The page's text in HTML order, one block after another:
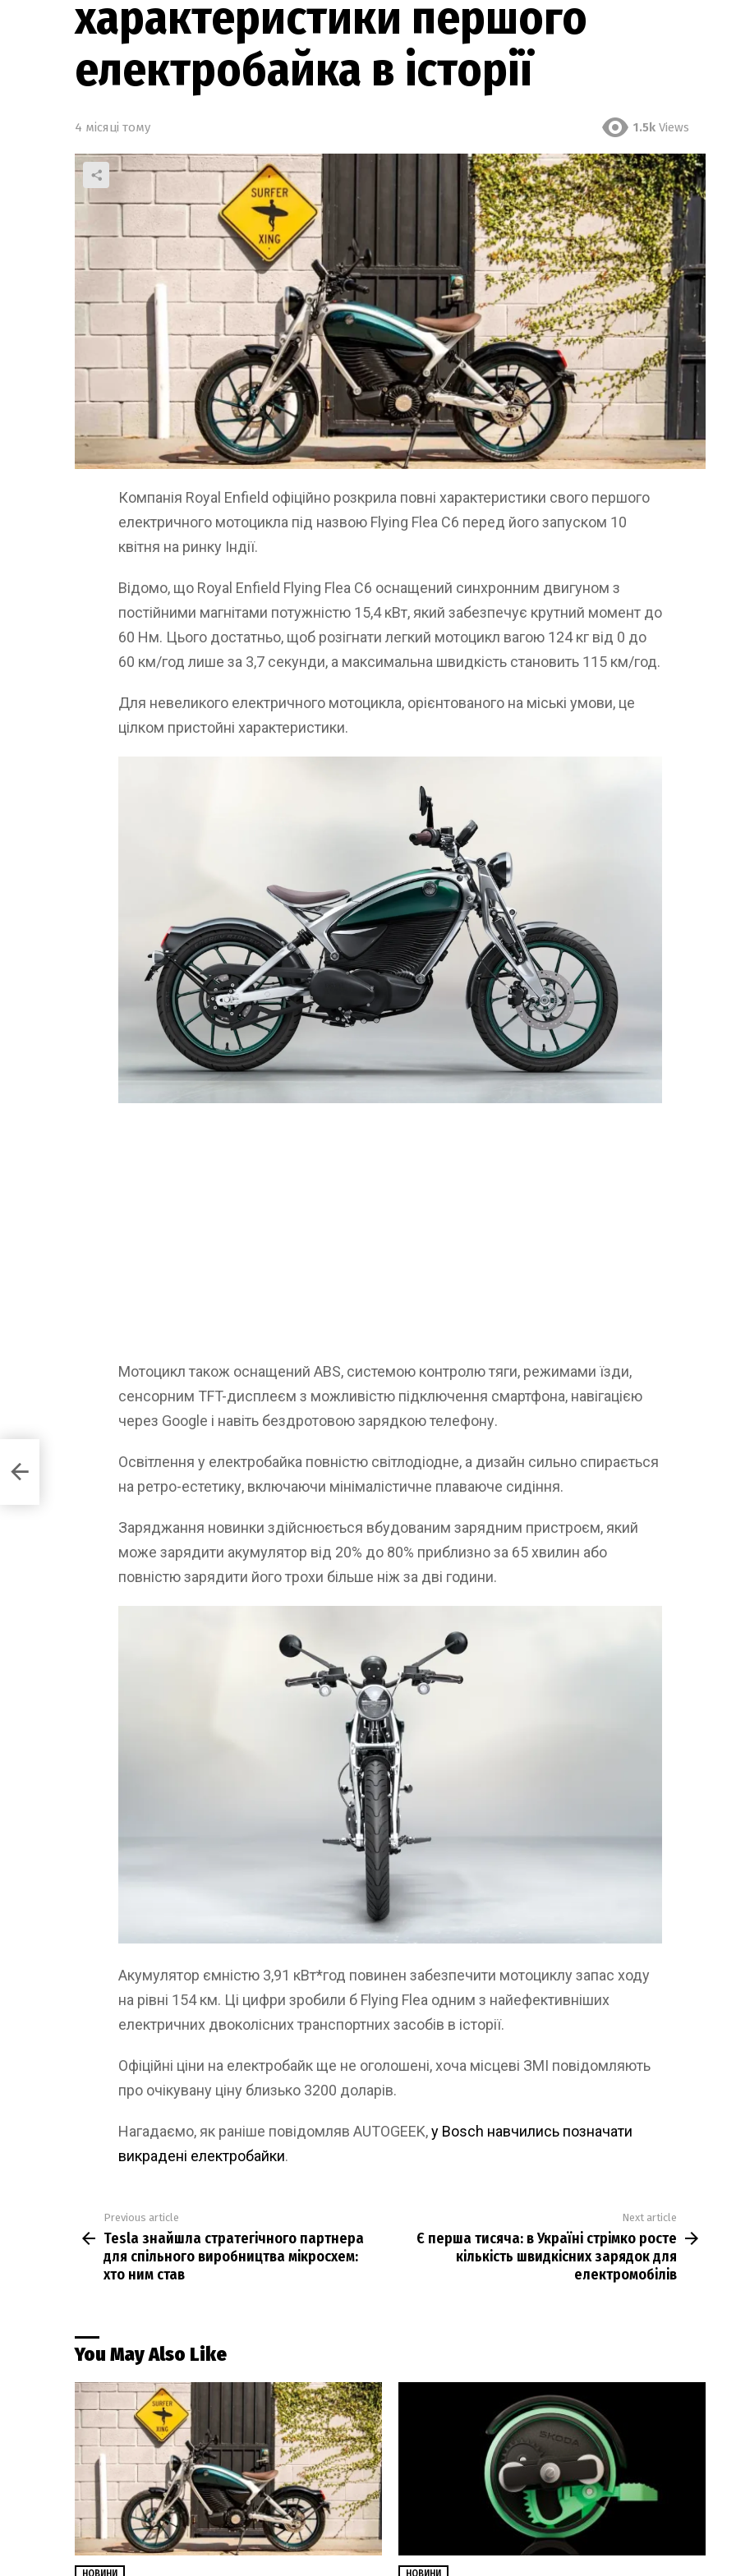
характеристики першого
електробайка в історії
4 місяці тому 1.5k Views
Компанія Royal Enfield офіційно розкрила повні характеристики свого першого
електричного мотоцикла під назвою Flying Flea C6 перед його запуском 10
квітня на ринку Індії.
Відомо, що Royal Enfield Flying Flea C6 оснащений синхронним двигуном з
постійними магнітами потужністю 15,4 кВт, який забезпечує крутний момент до
60 Нм. Цього достатньо, щоб розігнати легкий мотоцикл вагою 124 кг від 0 до
60 км/год лише за 3,7 секунди, а максимальна швидкість становить 115 км/год.
Для невеликого електричного мотоцикла, орієнтованого на міські умови, це
цілком пристойні характеристики.
Мотоцикл також оснащений ABS, системою контролю тяги, режимами їзди,
сенсорним TFT-дисплеєм з можливістю підключення смартфона, навігацією
через Google і навіть бездротовою зарядкою телефону.
Освітлення у електробайка повністю світлодіодне, а дизайн сильно спирається
на ретро-естетику, включаючи мінімалістичне плаваюче сидіння.
Заряджання новинки здійснюється вбудованим зарядним пристроєм, який
може зарядити акумулятор від 20% до 80% приблизно за 65 хвилин або
повністю зарядити його трохи більше ніж за дві години.
Акумулятор ємністю 3,91 кВт*год повинен забезпечити мотоциклу запас ходу
на рівні 154 км. Ці цифри зробили б Flying Flea одним з найефективніших
електричних двоколісних транспортних засобів в історії.
Офіційні ціни на електробайк ще не оголошені, хоча місцеві ЗМІ повідомляють
про очікувану ціну близько 3200 доларів.
Нагадаємо, як раніше повідомляв AUTOGEEK,у Bosch навчились позначати
викрадені електробайки.
more
Previous article
Tesla знайшла стратегічного партнера
для спільного виробництва мікросхем:
хто ним став
Next article
Є перша тисяча: в Україні стрімко росте
кількість швидкісних зарядок для
електромобілів
You May Also Like
НОВИНИ НОВИНИ
ним